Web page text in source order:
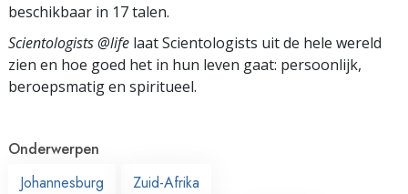
beschikbaar in 17 talen.
Scientologists @life laat Scientologists uit de hele wereld
zien en hoe goed het in hun leven gaat: persoonlijk,
beroepsmatig en spiritueel.
Onderwerpen
Johannesburg
Zuid-Afrika